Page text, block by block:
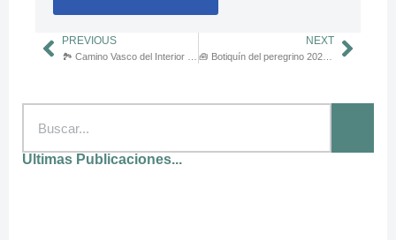
PREVIOUS NEXT
🧰 Botiquín del peregrino 2025: ampollas, rozaduras y primeros auxilios
Ultimas Publicaciones...